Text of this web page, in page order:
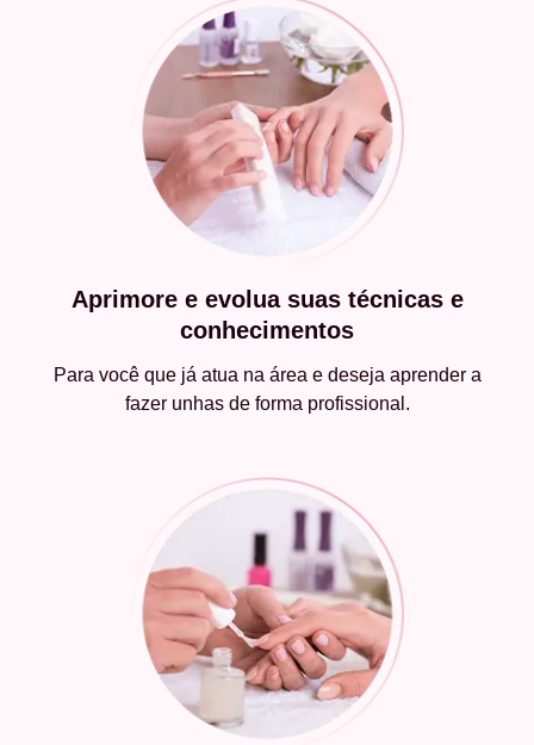
Aprimore e evolua suas técnicas e
conhecimentos
Para você que já atua na área e deseja aprender a
fazer unhas de forma profissional.